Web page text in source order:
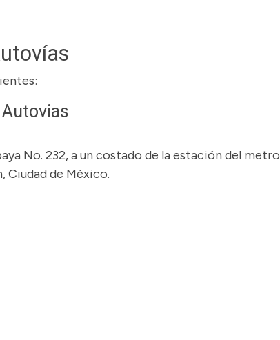
No. 232, a un costado de la estación del metro
Ciudad de México.